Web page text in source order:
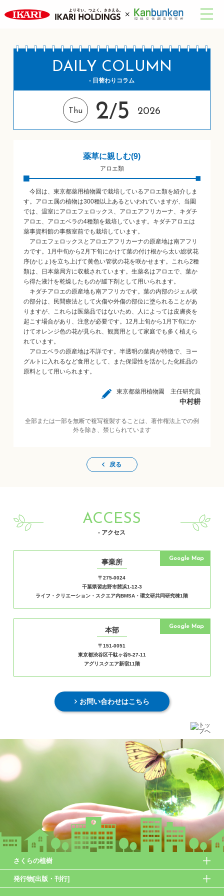
DAILY COLUMN
- 日替わりコラム
Thu 2/5 2026
薬草に親しむ(9)
アロエ類
今回は、東京都薬用植物園で栽培しているアロエ類を紹介しま
す。アロエ属の植物は300種以上あるといわれていますが、当園
では、温室にアロエフェロックス、アロエアフリカーナ、キダチ
アロエ、アロエベラの4種類を栽培しています。キダチアロエは
薬事資料館の事務室前でも栽培しています。
アロエフェロックスとアロエアフリカーナの原産地は南アフリ
カです。1月中旬から2月下旬にかけて葉の付け根から太い総状花
序(かじょ)を立ち上げて黄色い管状の花を咲かせます。これら2種
類は、日本薬局方に収載されています。生薬名はアロエで、葉か
ら得た液汁を乾燥したものが緩下剤として用いられます。
キダチアロエの原産地も南アフリカです。葉の内部のジェル状
の部分は、民間療法として火傷や外傷の部位に塗られることがあ
りますが、これらは医薬品ではないため、人によっては皮膚炎を
起こす場合があり、注意が必要です。12月上旬から1月下旬にか
けてオレンジ色の花が見られ、観賞用として家庭でも多く植えら
れています。
アロエベラの原産地は不詳です。半透明の葉肉が特徴で、ヨー
グルトに入れるなど食用として、また保湿性を活かした化粧品の
原料として用いられます。
東京都薬用植物園 主任研究員
中村耕
全部または一部を無断で複写複製することは、著作権法上での例
外を除き、禁じられています
戻る
ACCESS
- アクセス
事業所
〒275-0024
千葉県習志野市茜浜1-12-3
ライフ・クリエーション・スクエア内BMSA・環文研共同研究棟1階
Google Map
本部
〒151-0051
東京都渋谷区千駄ヶ谷5-27-11
アグリスクエア新宿11階
Google Map
お問い合わせはこちら
さくらの植樹
発行物[出版・刊行]